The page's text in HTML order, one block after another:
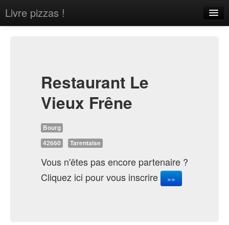
Livre pizzas !
Restaurant Le
Vieux Frêne
Bourg
42660
Tarentaise
Vous n'êtes pas encore partenaire ?
Cliquez ici pour vous inscrire
»»